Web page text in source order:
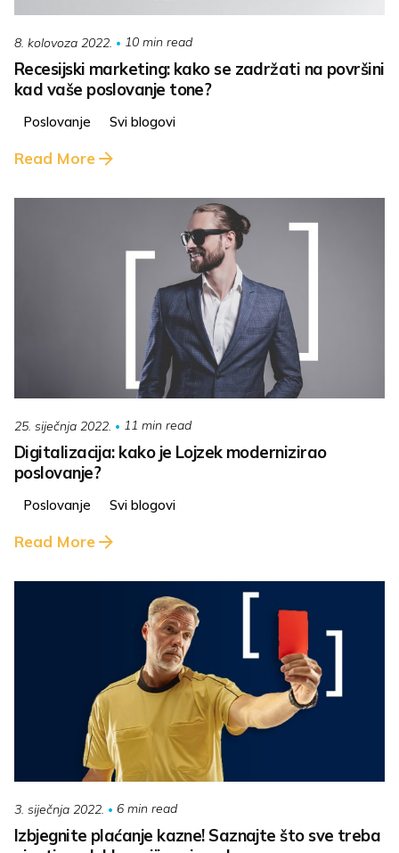
8. kolovoza 2022. 10 min read
Recesijski marketing: kako se zadržati na površini
kad vaše poslovanje tone?
Poslovanje Svi blogovi
Read More
25. siječnja 2022. 11 min read
Digitalizacija: kako je Lojzek modernizirao
poslovanje?
Poslovanje Svi blogovi
Read More
3. siječnja 2022. 6 min read
Izbjegnite plaćanje kazne! Saznajte što sve treba